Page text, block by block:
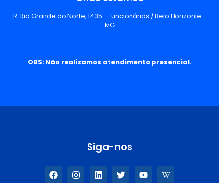
R. Rio Grande do Norte, 1435 - Funcionários / Belo Horizonte -
MG
OBS: Não realizamos atendimento presencial.
Siga-nos